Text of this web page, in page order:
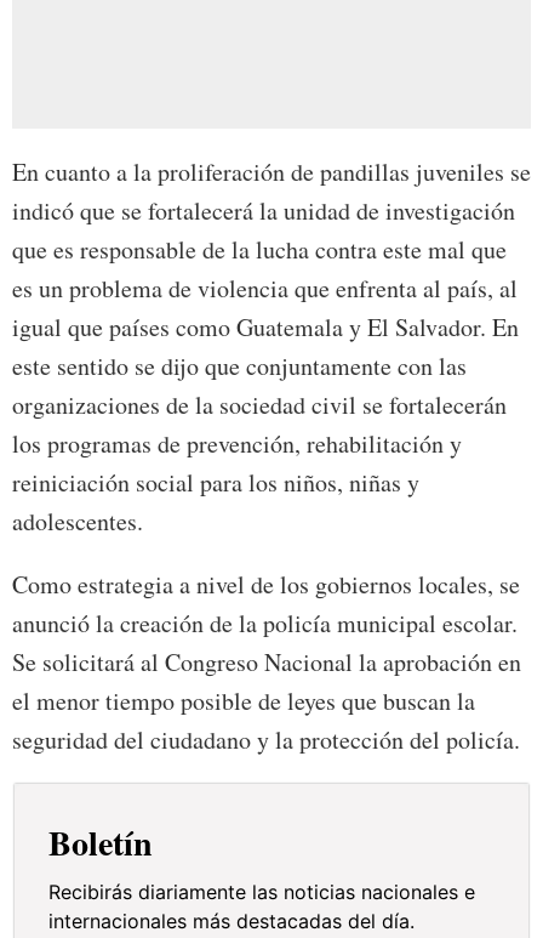
En cuanto a la proliferación de pandillas juveniles se
indicó que se fortalecerá la unidad de investigación
que es responsable de la lucha contra este mal que
es un problema de violencia que enfrenta al país, al
igual que países como Guatemala y El Salvador. En
este sentido se dijo que conjuntamente con las
organizaciones de la sociedad civil se fortalecerán
los programas de prevención, rehabilitación y
reiniciación social para los niños, niñas y
adolescentes.
Como estrategia a nivel de los gobiernos locales, se
anunció la creación de la policía municipal escolar.
Se solicitará al Congreso Nacional la aprobación en
el menor tiempo posible de leyes que buscan la
seguridad del ciudadano y la protección del policía.
Boletín
Recibirás diariamente las noticias nacionales e
internacionales más destacadas del día.